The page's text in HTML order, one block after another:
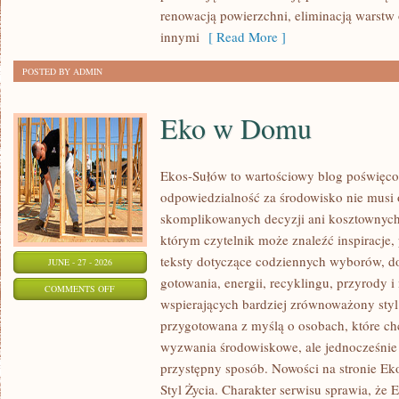
renowacją powierzchni, eliminacją
innymi [ Read More ]
POSTED BY ADMIN
JUNE - 27 - 2026
COMMENTS OFFON
Eko w Domu
Ekos-Sułów to wartościowy blog
odpowiedzialność za środowisko nie
skomplikowanych decyzji ani
którym czytelnik może znaleźć inspiracje,
teksty dotyczące codziennych wyborów,
gotowania, energii, recyklingu, przyrody i
wspierających bardziej zrównoważony styl
przygotowana z myślą o osobach, które
wyzwania środowiskowe, ale
przystępny sposób. Nowości na stronie
Styl Życia. Charakter serwisu sprawia, że